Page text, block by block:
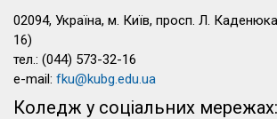
02094, Україна, м. Київ, просп. Л.
16)
тел.: (044) 573-32-16
e-mail: fku@kubg.edu.ua
Коледж у соціальних мережах: